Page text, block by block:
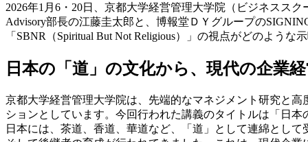
2026年1月6・20日、京都大学経営管理大学院（ビジネスス
Advisory部長の江藤圭太郎と、博報堂ＤＹグループの
「SBNR（Spiritual But Not Religious）」の視点がどのよう
日本の「道」の文化から、現代の企業
京都大学経営管理大学院は、先端的なマネジメント研究と
ションとしています。今回行われた講義のタイトルは「日本
日本には、茶道、香道、華道など、「道」として連綿とし